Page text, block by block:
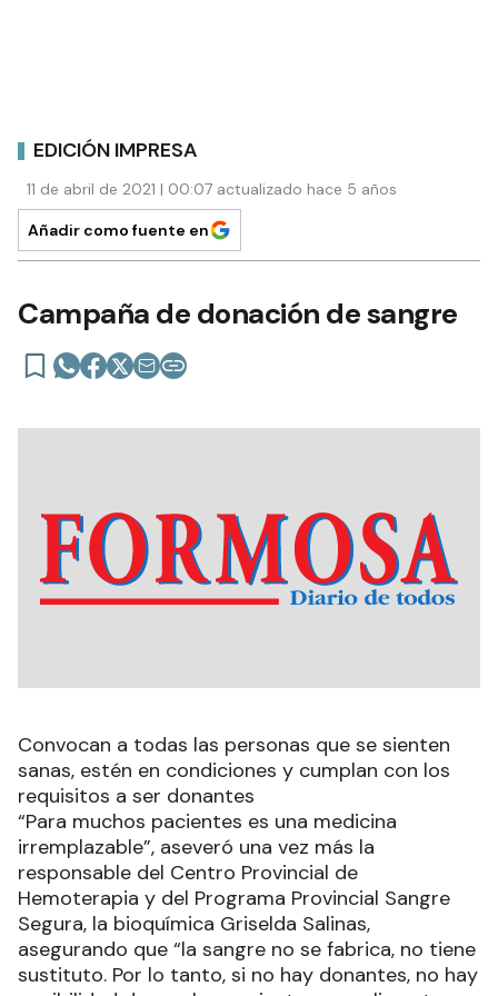
EDICIÓN IMPRESA
11 de abril de 2021 | 00:07 actualizado hace 5 años
Añadir como fuente en
Campaña de donación de sangre
Convocan a todas las personas que se sienten
sanas, estén en condiciones y cumplan con los
requisitos a ser donantes
“Para muchos pacientes es una medicina
irremplazable”, aseveró una vez más la
responsable del Centro Provincial de
Hemoterapia y del Programa Provincial Sangre
Segura, la bioquímica Griselda Salinas,
asegurando que “la sangre no se fabrica, no tiene
sustituto. Por lo tanto, si no hay donantes, no hay